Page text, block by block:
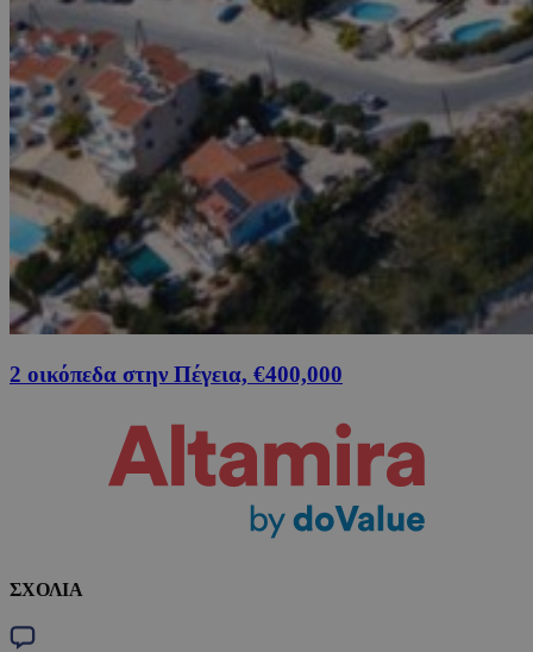
2 οικόπεδα στην Πέγεια, €400,000
ΣΧΟΛΙΑ